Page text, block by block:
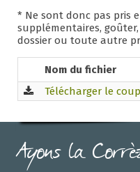
* Ne sont donc pas pris
supplémentaires,
dossier ou toute autre
Nom du fichier
Télécharger le
Ayons la